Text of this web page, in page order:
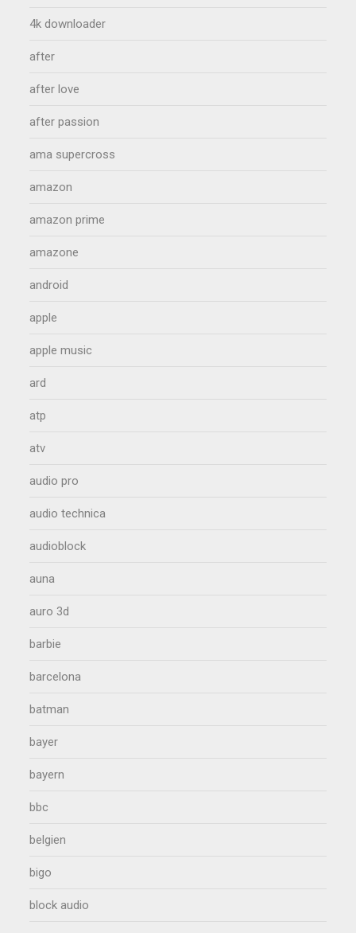
4k downloader
after
after love
after passion
ama supercross
amazon
amazon prime
amazone
android
apple
apple music
ard
atp
atv
audio pro
audio technica
audioblock
auna
auro 3d
barbie
barcelona
batman
bayer
bayern
bbc
belgien
bigo
block audio